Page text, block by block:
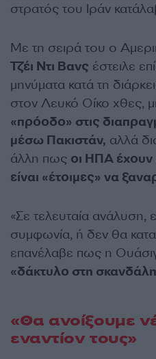
στρατός του Ιράν
Με τη σειρά του ο
Τζέι Ντι Βανς έστειλε
μηνύματα κατά τη
στον Λευκό Οίκο χθες,
«πρόοδο» στις
μέσω Πακιστάν, αλλά
άλλη πως οι ΗΠΑ έχουν
είναι «έτοιμες» να
«Σε τελευταία ανάλυση,
συμφωνία, ή δεν θα
επανέλαβε πως η
«δάκτυλο στη
«Θα ανοίξουμε
εναντίον τους»